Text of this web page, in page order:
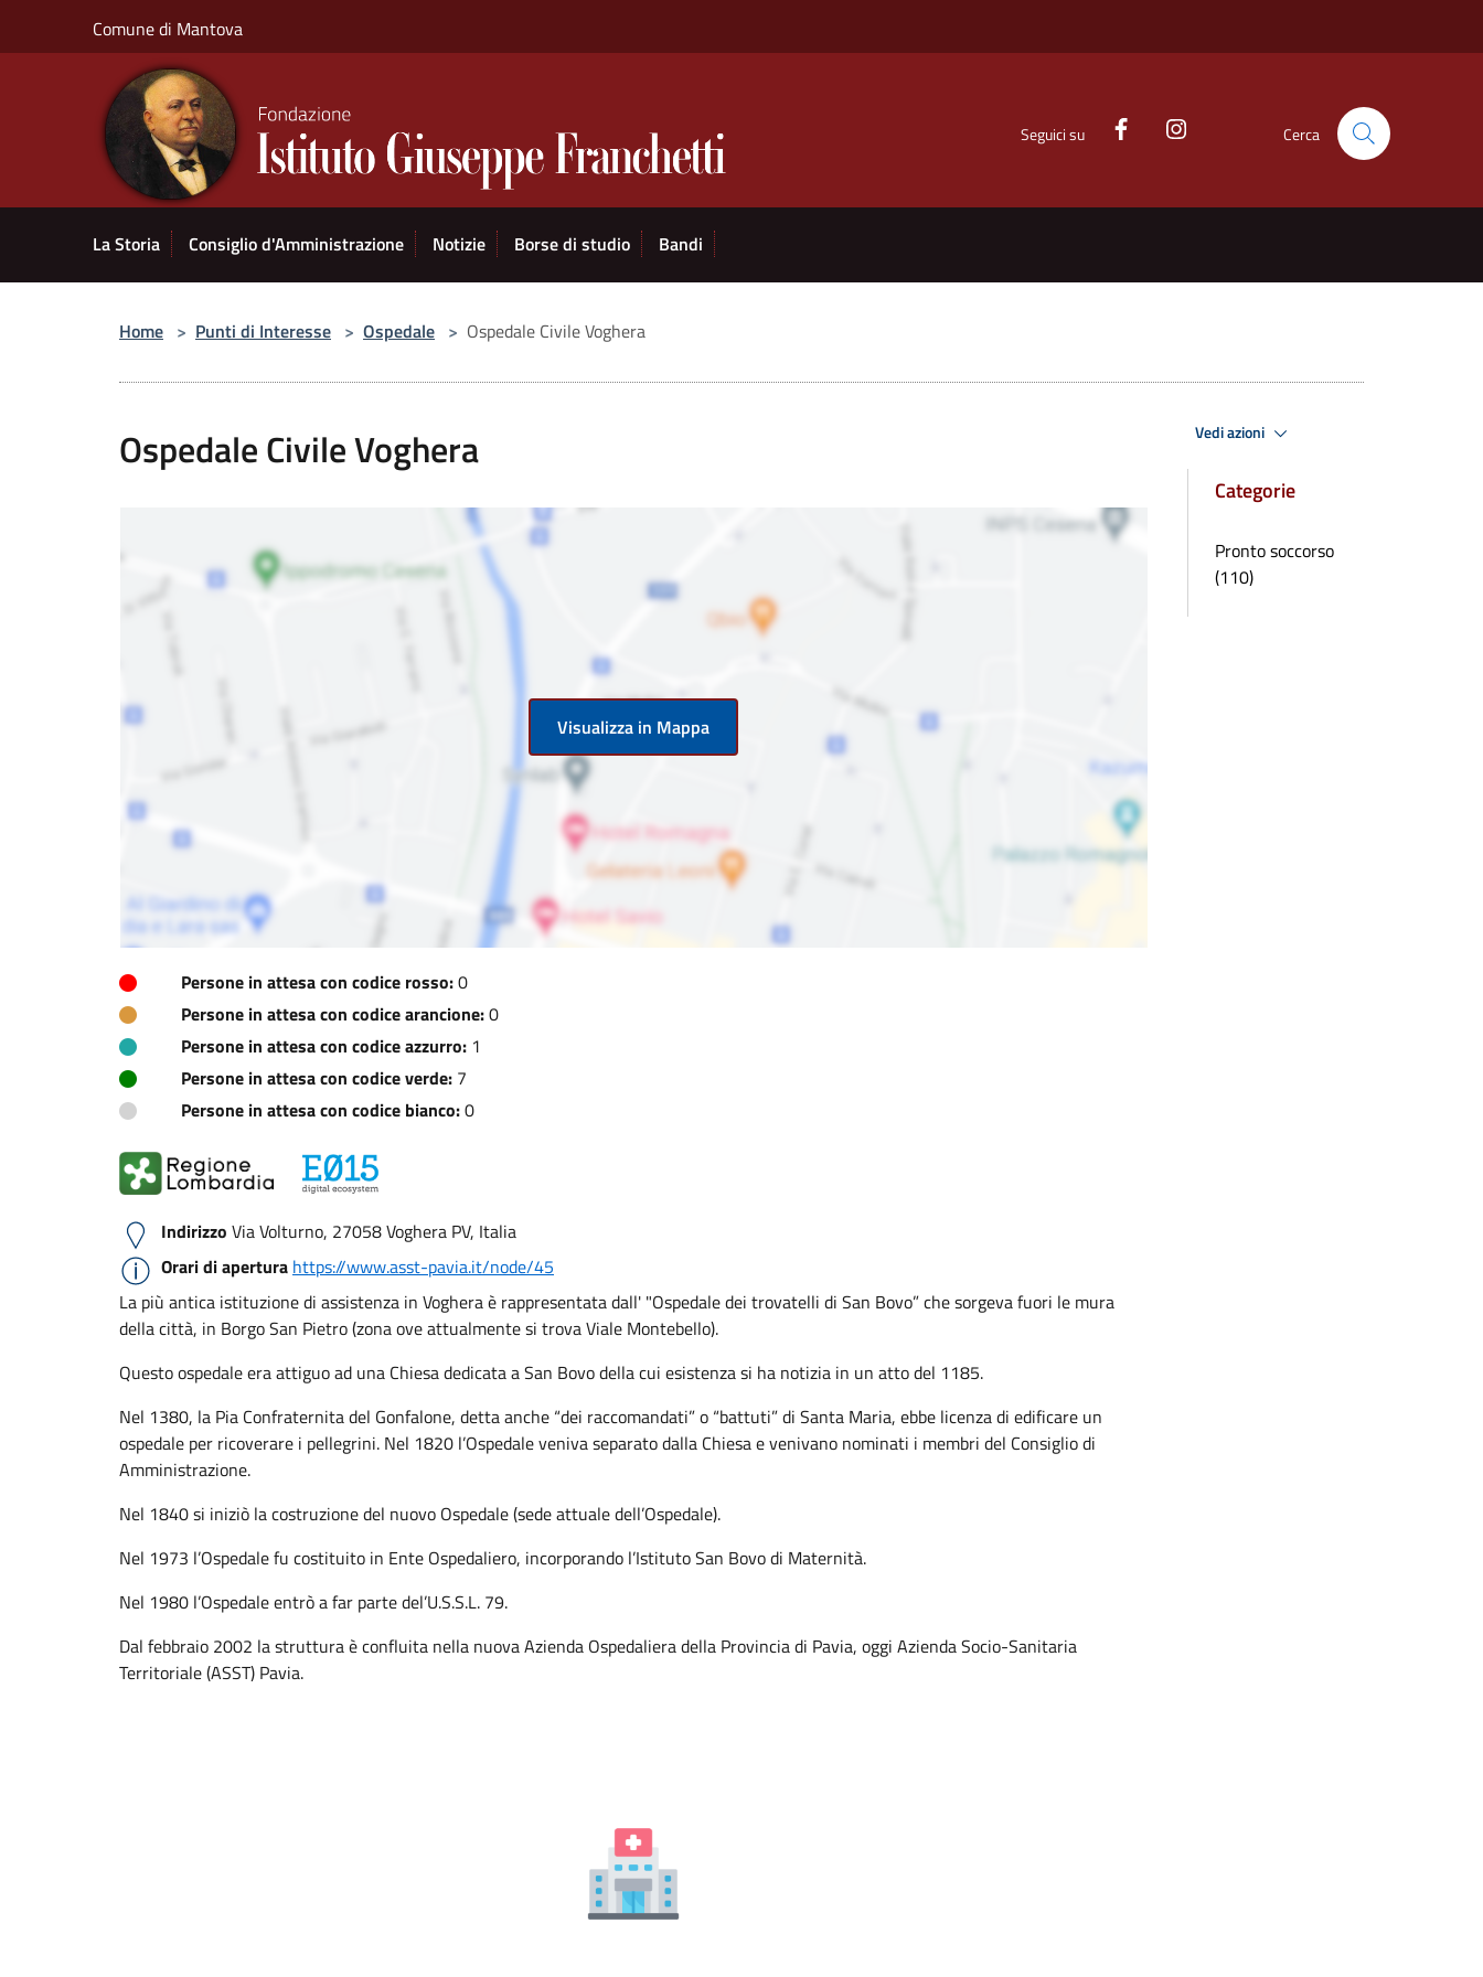
Comune di Mantova
Seguici su Cerca
La Storia Consiglio d'Amministrazione Notizie Borse di studio Bandi
Home > Punti di Interesse > Ospedale > Ospedale Civile Voghera
Ospedale Civile Voghera
Visualizza in Mappa
Persone in attesa con codice rosso:0
Persone in attesa con codice arancione:0
Persone in attesa con codice azzurro: 1
Persone in attesa con codice verde: 7
Persone in attesa con codice bianco:0
Indirizzo Via Volturno, 27058 Voghera PV, Italia
Orari di apertura https://www.asst-pavia.it/node/45
La più antica istituzione di assistenza in Voghera è rappresentata dall' "Ospedale dei trovatelli di San Bovo” che sorgeva fuori le mura
della città, in Borgo San Pietro (zona ove attualmente si trova Viale Montebello).
Questo ospedale era attiguo ad una Chiesa dedicata a San Bovo della cui esistenza si ha notizia in un atto del 1185.
Nel 1380, la Pia Confraternita del Gonfalone, detta anche “dei raccomandati” o “battuti” di Santa Maria, ebbe licenza di edificare un
ospedale per ricoverare i pellegrini. Nel 1820 l’Ospedale veniva separato dalla Chiesa e venivano nominati i membri del Consiglio di
Amministrazione.
Nel 1840 si iniziò la costruzione del nuovo Ospedale (sede attuale dell’Ospedale).
Nel 1973 l’Ospedale fu costituito in Ente Ospedaliero, incorporando l’Istituto San Bovo di Maternità.
Nel 1980 l’Ospedale entrò a far parte del’U.S.S.L. 79.
Dal febbraio 2002 la struttura è confluita nella nuova Azienda Ospedaliera della Provincia di Pavia, oggi Azienda Socio-Sanitaria
Territoriale (ASST) Pavia.
Vedi azioni
Categorie
Pronto soccorso
(110)